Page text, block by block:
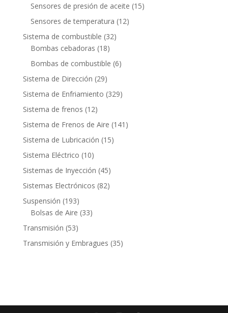
productos
Sensores de presión de aceite 1515
Sensores de temperatura 1212
Sistema de combustible 3232
Bombas cebadoras 1818
productos
Bombas de combustible 66
Sistema de Dirección 2929
productos
Sistema de Enfriamiento 329329
Sistema de frenos 1212
productos
Sistema de Frenos de Aire 141 141
Sistema de Lubricación 1515
Sistema Eléctrico 1010
productos
Sistemas de Inyección 4545
productos
Sistemas Electrónicos 8282
Suspensión 193193
productos
Bolsas de Aire 3333
Transmisión 5353
productos
Transmisión y Embragues 3535